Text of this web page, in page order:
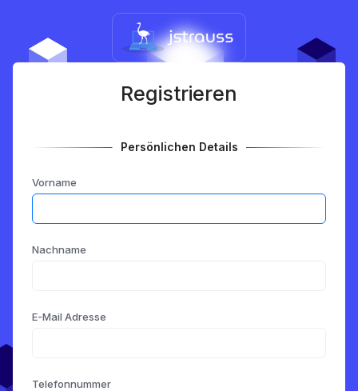
Registrieren
Persönlichen Details
Vorname
Nachname
E-Mail Adresse
Telefonnummer